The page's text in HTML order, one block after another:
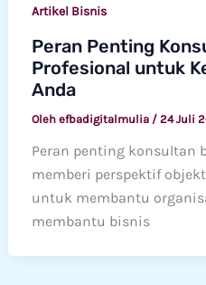
Artikel Bisnis
Peran Penting
Profesional untuk
Anda
Oleh efbadigitalmulia / 24 Juli
Peran penting konsultan
memberi perspektif
untuk membantu
membantu bisnis